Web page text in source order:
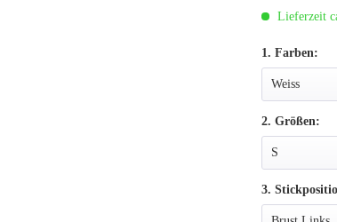
Lieferzeit
1. Farben:
2. Größen:
3.